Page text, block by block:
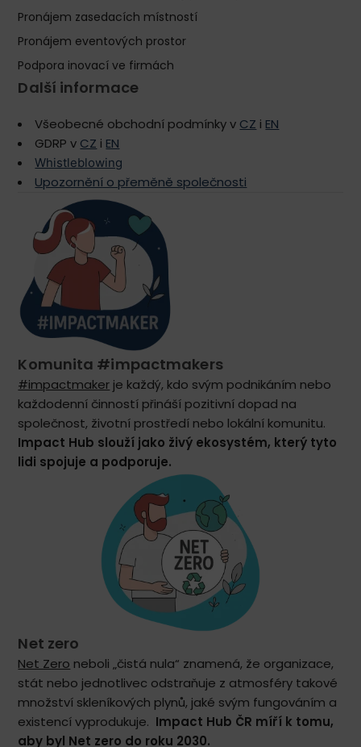
Pronájem zasedacích místností
Pronájem eventových prostor
Podpora inovací ve firmách
Další informace
Všeobecné obchodní podmínky v CZ i EN
GDRP v CZ i EN
Whistleblowing
Upozornění o přeměně společnosti
Komunita #impactmakers
#impactmaker je každý, kdo svým podnikáním nebo
každodenní činností přináší pozitivní dopad na
společnost, životní prostředí nebo lokální komunitu.
Impact Hub slouží jako živý ekosystém, který tyto
lidi spojuje a podporuje.
Net zero
Net Zero neboli „čistá nula“ znamená, že organizace,
stát nebo jednotlivec odstraňuje z atmosféry takové
množství skleníkových plynů, jaké svým fungováním a
existencí vyprodukuje. Impact Hub ČR míří k tomu,
aby byl Net zero do roku 2030.